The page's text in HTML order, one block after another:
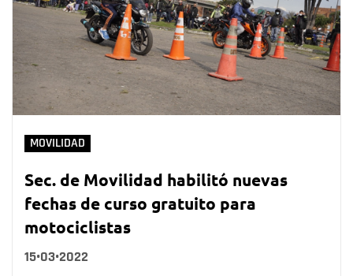
MOVILIDAD
Sec. de Movilidad habilitó nuevas
fechas de curso gratuito para
motociclistas
15•03•2022